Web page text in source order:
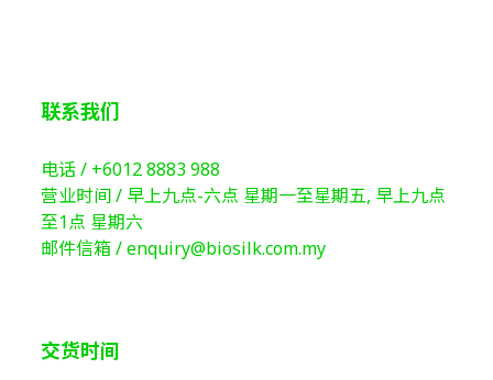
联系我们
电话 / +6012 8883 988
营业时间 / 早上九点-六点 星期一至星期五, 早上九点
至1点 星期六
邮件信箱 /enquiry@biosilk.com.my
交货时间